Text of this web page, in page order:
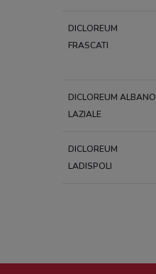
DICLOREUM
FRASCATI
DICLOREUM ALBANO
LAZIALE
DICLOREUM
LADISPOLI